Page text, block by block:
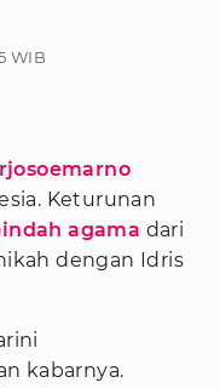
WIB
Keturunan
agama dari
dengan Idris
kabarnya.